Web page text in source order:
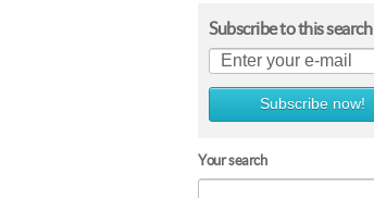
Subscribe to this search
Subscribe now!
Your search